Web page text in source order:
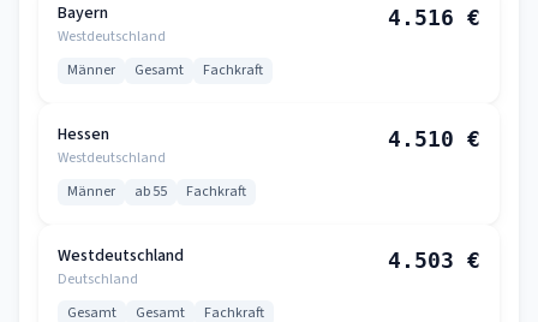
Bayern
Westdeutschland
4.516 €
Männer Gesamt Fachkraft
Hessen
Westdeutschland
4.510 €
Männer ab 55 Fachkraft
Westdeutschland
Deutschland
4.503 €
Gesamt Gesamt Fachkraft